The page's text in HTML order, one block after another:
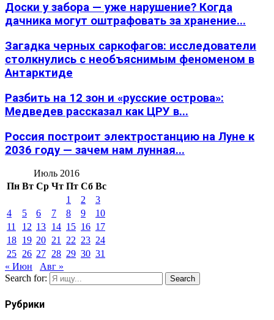
Доски у забора — уже нарушение? Когда
дачника могут оштрафовать за хранение...
Загадка черных саркофагов: исследователи
столкнулись с необъяснимым феноменом в
Антарктиде
Разбить на 12 зон и «русские острова»:
Медведев рассказал как ЦРУ в...
Россия построит электростанцию на Луне к
2036 году — зачем нам лунная...
Июль 2016
Пн Вт Ср Чт Пт Сб Вс
1
2
3
4
5 6 7 8 9
10
11
12 13 14 15 16 17
18 19 20 21 22 23 24
25 26 27 28 29 30 31
« Июн
Авг »
Search for:
Search
Рубрики